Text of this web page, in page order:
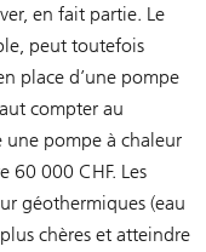
en fait partie. Le
peut toutefois
place d’une pompe
compter au
une pompe à chaleur
60 000 CHF. Les
géothermiques (eau
chères et atteindre